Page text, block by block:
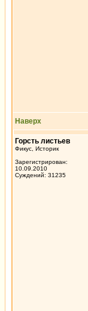
Наверх
Горсть листьев
Фикус, Историк
Зарегистрирован:
10.09.2010
Суждений: 31235